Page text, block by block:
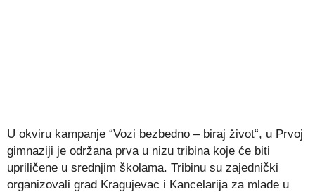
U okviru kampanje “Vozi bezbedno – biraj život“, u Prvoj
gimnaziji je održana prva u nizu tribina koje će biti
upriličene u srednjim školama. Tribinu su zajednički
organizovali grad Kragujevac i Kancelarija za mlade u